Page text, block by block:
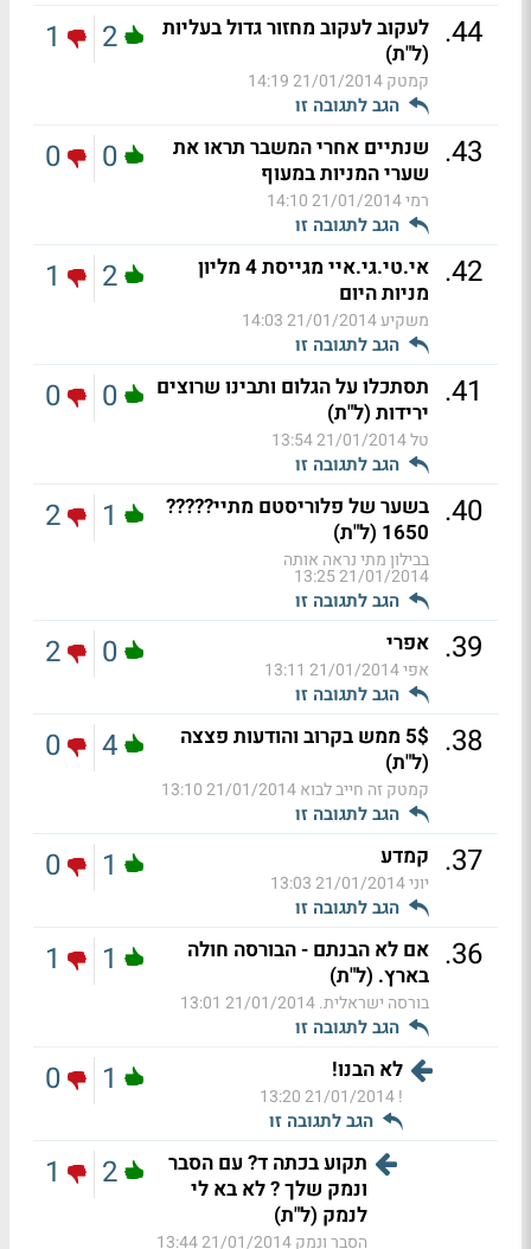
44
. לעקוב לעקוב מחזור גדול בעליות
(ל"ת)
קמטק21/01/2014 14:19
הגב לתגובה זו
2
1
43
. שנתיים אחרי המשבר תראו את
שערי המניות במעוף
רמי21/01/2014 14:10
הגב לתגובה זו
0
0
42
.
אי.טי.גי.איי מגייסת 4 מליון
מניות היום
משקיע21/01/2014 14:03
הגב לתגובה זו
2
1
41
. תסתכלו על הגלום ותבינו שרוצים
ירידות (ל"ת)
טל21/01/2014 13:54
הגב לתגובה זו
0
0
40
. בשער של פלוריסטם מתיי?????
1650 (ל"ת)
בבילון מתי נראה אותה
21/01/2014 13:25
הגב לתגובה זו
1
2
39
. אפרי
אפי21/01/2014 13:11
הגב לתגובה זו
0
2
38
.
5$ ממש בקרוב והודעות פצצה
(ל"ת)
קמטק זה חייב לבוא21/01/2014 13:10
הגב לתגובה זו
4
0
37
. קמדע
יוני21/01/2014 13:03
הגב לתגובה זו
1
0
36
. אם לא הבנתם - הבורסה חולה
בארץ. (ל"ת)
בורסה ישראלית.21/01/2014 13:01
הגב לתגובה זו
1
1
לא הבנו!
!
21/01/2014 13:20
הגב לתגובה זו
1
0
תקוע בכתה ד? עם הסבר
ונמק שלך ? לא בא לי
לנמק (ל"ת)
הסבר ונמק21/01/2014 13:44
2
1